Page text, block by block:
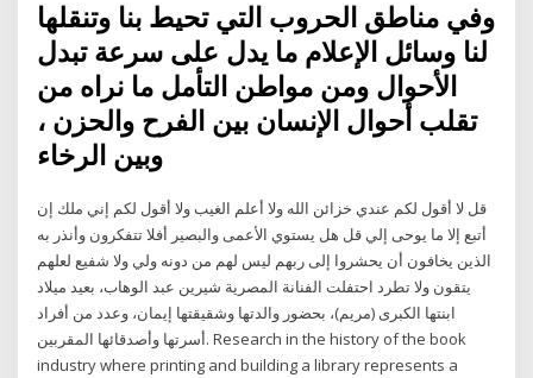
وفي مناطق الحروب التي تحيط بنا وتنقلها
لنا وسائل الإعلام ما يدل على سرعة تبدل
الأحوال ومن مواطن التأمل ما نراه من
تقلب أحوال الإنسان بين الفرح والحزن ،
قل لا أقول لكم عندي خزائن الله ولا أعلم الغيب ولا أقول لكم إني ملك إن
أتبع إلا ما يوحى إلي قل هل يستوي الأعمى والبصير أفلا تتفكرون وأنذر به
الذين يخافون أن يحشروا إلى ربهم ليس لهم من دونه ولي ولا شفيع لعلهم
يتقون ولا تطرد احتفلت الفنانة المصرية شيرين عبد الوهاب، بعيد ميلاد
ابنتها الكبرى (مريم)، بحضور والدتها وشقيقتها إيمان، وعدد من أفراد
أسرتها وأصدقائها المقربين. Research in the history of the book
industry where printing and building a library represents a